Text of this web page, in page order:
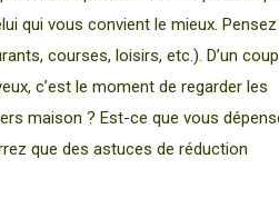
qui vous convient le mieux.
courses, loisirs, etc.). D’un coup
c’est le moment de regarder les
maison ? Est-ce que vous
que des astuces de réduction